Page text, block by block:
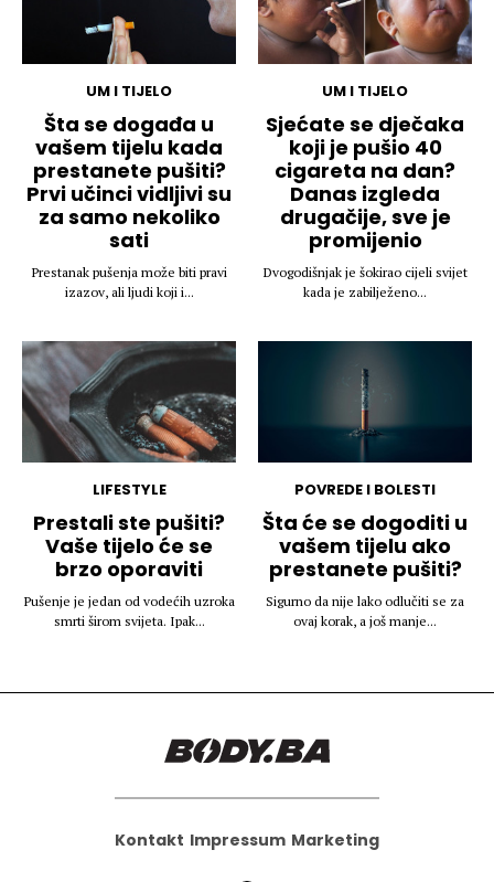
UM I TIJELO
Šta se događa u
vašem tijelu kada
prestanete pušiti?
Prvi učinci vidljivi su
za samo nekoliko
sati
Prestanak pušenja može biti pravi
izazov, ali ljudi koji i...
UM I TIJELO
Sjećate se dječaka
koji je pušio 40
cigareta na dan?
Danas izgleda
drugačije, sve je
promijenio
Dvogodišnjak je šokirao cijeli svijet
kada je zabilježeno...
LIFESTYLE
Prestali ste pušiti?
Vaše tijelo će se
brzo oporaviti
Pušenje je jedan od vodećih uzroka
smrti širom svijeta. Ipak...
POVREDE I BOLESTI
Šta će se dogoditi u
vašem tijelu ako
prestanete pušiti?
Sigurno da nije lako odlučiti se za
ovaj korak, a još manje...
Kontakt Impressum Marketing